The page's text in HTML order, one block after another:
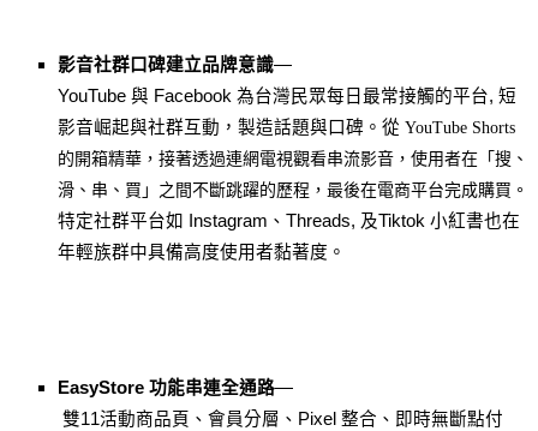
影音社群口碑建立品牌意識—
YouTube 與 Facebook 為台灣民眾每日最常接觸的平台, 短
影音崛起與社群互動，製造話題與口碑。從 YouTube Shorts
的開箱精華，接著透過連網電視觀看串流影音，使用者在「搜、
滑、串、買」之間不斷跳躍的歷程，最後在電商平台完成購買。
特定社群平台如 Instagram、Threads, 及Tiktok 小紅書也在
年輕族群中具備高度使用者黏著度。
EasyStore 功能串連全通路—
雙11活動商品頁、會員分層、Pixel 整合、即時無斷點付